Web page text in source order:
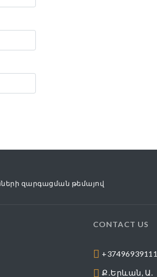
զարգացման թեմայով
CONTACT US
+37496939111
Ք․Երևան, Ա․